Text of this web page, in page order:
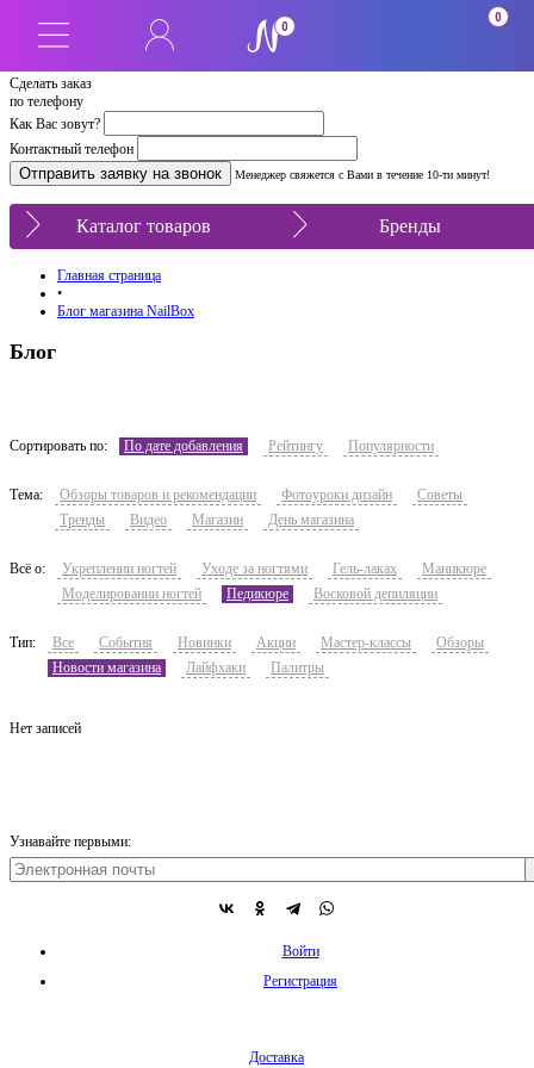
Сделать заказ
по телефону
Как Вас зовут?
Контактный телефон
Менеджер свяжется с Вами в течение 10-ти минут!
0
0
Каталог товаров Бренды
Главная страница
•
Блог магазина NailBox
Блог
Сортировать по: По дате добавления Рейтингу Популярности
Тема: Обзоры товаров и рекомендации Фотоуроки дизайн
Советы
Тренды
Видео Магазин День магазина
Всё о: Укреплении ногтей Уходе за ногтями Гель-лаках
Маникюре
Моделировании ногтей
Педикюре Восковой депиляции
Тип: Все События Новинки Акции Мастер-классы
Обзоры
Новости магазина
Лайфхаки Палитры
Нет записей
Узнавайте первыми:
Войти
Регистрация
Доставка